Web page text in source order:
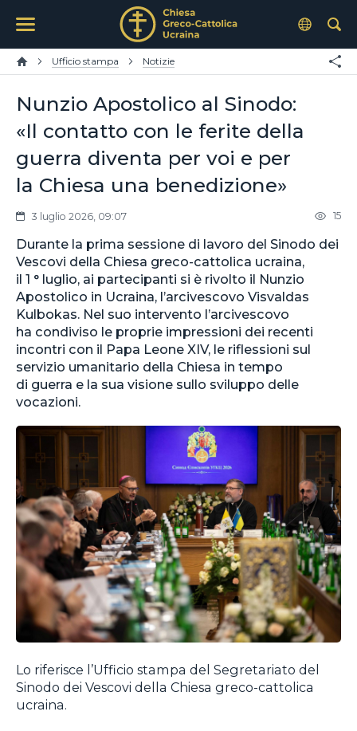
Ufficio stampa Notizie
Nunzio Apostolico al Sinodo:
«Il contatto con le ferite della
guerra diventa per voi e per
la Chiesa una benedizione»
3 luglio 2026, 09:07 15
Durante la prima sessione di lavoro del Sinodo dei
Vescovi della Chiesa greco-cattolica ucraina,
il 1 ° luglio, ai partecipanti si è rivolto il Nunzio
Apostolico in Ucraina, l’arcivescovo Visvaldas
Kulbokas. Nel suo intervento l’arcivescovo
ha condiviso le proprie impressioni dei recenti
incontri con il Papa Leone XIV, le riflessioni sul
servizio umanitario della Chiesa in tempo
di guerra e la sua visione sullo sviluppo delle
vocazioni.
Lo riferisce l’Ufficio stampa del Segretariato del
Sinodo dei Vescovi della Chiesa greco-cattolica
ucraina.